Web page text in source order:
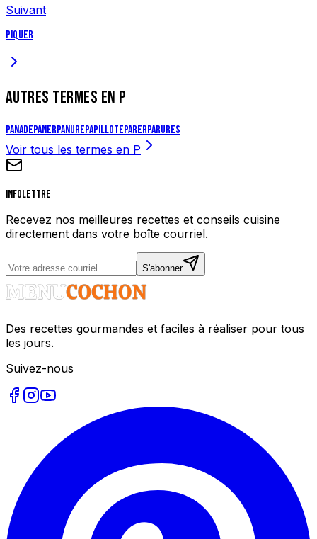
Suivant
Piquer
AUTRES TERMES EN P
PanadePanerPanurePapilloteParerParures
Voir tous les termes en P
Infolettre
Recevez nos meilleures recettes et conseils cuisine
directement dans votre boîte courriel.
S'abonner
Des recettes gourmandes et faciles à réaliser pour tous
les jours.
Suivez-nous